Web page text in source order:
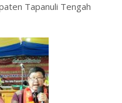
Tapanuli Tengah